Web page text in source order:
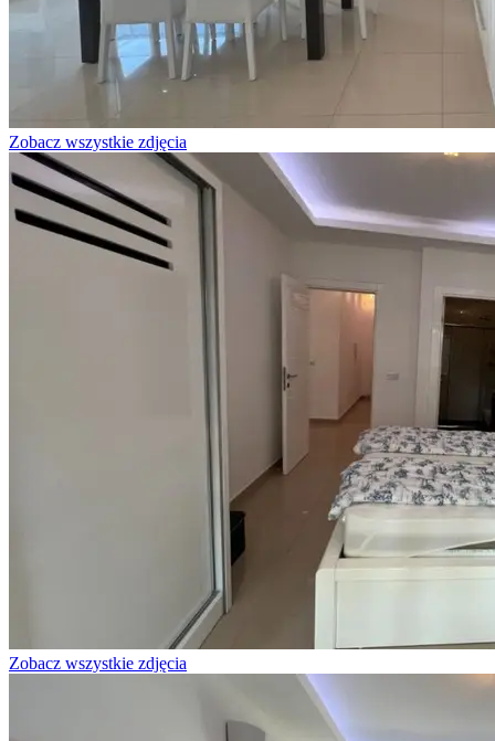
Zobacz wszystkie zdjęcia
Zobacz wszystkie zdjęcia